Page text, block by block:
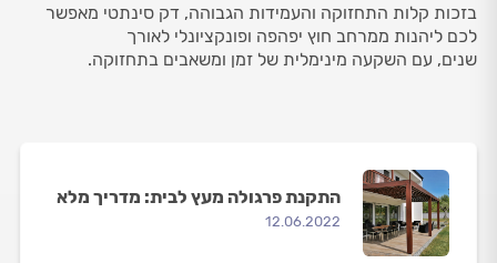
בזכות קלות התחזוקה והעמידות הגבוהה, דק סינתטי מאפשר
לכם ליהנות ממרחב חוץ יפהפה ופונקציונלי לאורך
שנים, עם השקעה מינימלית של זמן ומשאבים בתחזוקה.
התקנת פרגולה מעץ לבית: מדריך מלא
12.06.2022